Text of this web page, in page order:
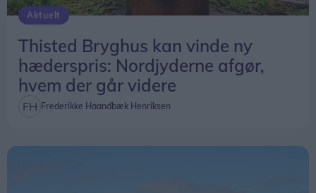
Aktuelt
Thisted Bryghus kan vinde ny
hæderspris: Nordjyderne afgør,
hvem der går videre
Frederikke Haandbæk Henriksen